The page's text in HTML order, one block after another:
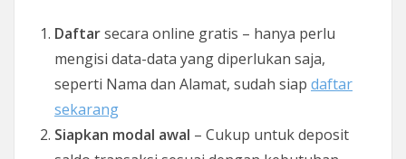
Daftarsecara online gratis – hanya perlu
mengisi data-data yang diperlukan saja,
seperti Nama dan Alamat, sudah siap daftar
sekarang
Siapkan modal awal – Cukup untuk deposit